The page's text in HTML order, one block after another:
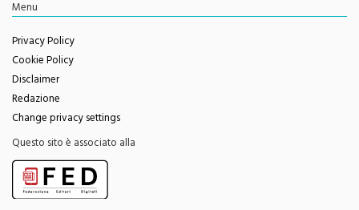
Menu
Privacy Policy
Cookie Policy
Disclaimer
Redazione
Change privacy settings
Questo sito è associato alla